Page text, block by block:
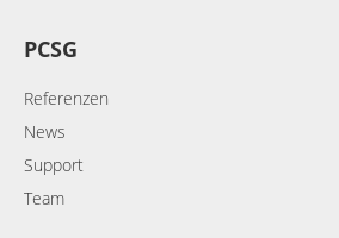
PCSG
Referenzen
News
Support
Team